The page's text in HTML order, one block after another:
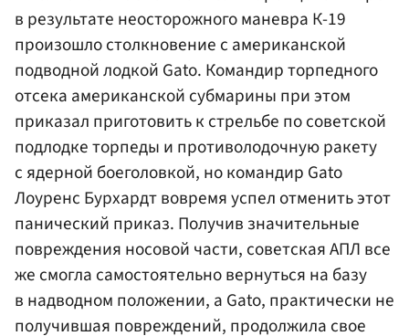
в результате неосторожного маневра К-19
произошло столкновение с американской
подводной лодкой Gato. Командир торпедного
отсека американской субмарины при этом
приказал приготовить к стрельбе по советской
подлодке торпеды и противолодочную ракету
с ядерной боеголовкой, но командир Gato
Лоуренс Бурхардт вовремя успел отменить этот
панический приказ. Получив значительные
повреждения носовой части, советская АПЛ все
же смогла самостоятельно вернуться на базу
в надводном положении, а Gato, практически не
получившая повреждений, продолжила свое